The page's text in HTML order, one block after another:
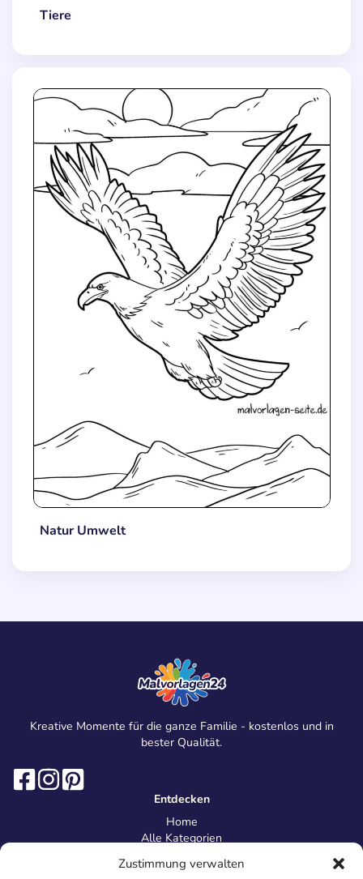
Zustimmung verwalten
Tiere
Natur Umwelt
Kreative Momente für die ganze Familie - kostenlos und in
bester Qualität.
Entdecken
Home
Alle Kategorien
Information